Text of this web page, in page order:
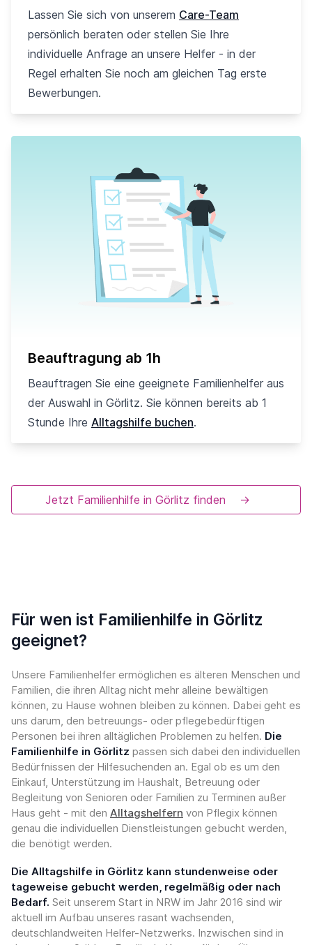
Lassen Sie sich von unserem Care-Team
persönlich beraten oder stellen Sie Ihre
individuelle Anfrage an unsere Helfer - in der
Regel erhalten Sie noch am gleichen Tag erste
Bewerbungen.
Beauftragung ab 1h
Beauftragen Sie eine geeignete Familienhelfer aus
der Auswahl in Görlitz. Sie können bereits ab 1
Stunde Ihre Alltagshilfe buchen.
Jetzt Familienhilfe in Görlitz finden →
Für wen ist Familienhilfe in Görlitz
geeignet?
Unsere Familienhelfer ermöglichen es älteren Menschen und
Familien, die ihren Alltag nicht mehr alleine bewältigen
können, zu Hause wohnen bleiben zu können. Dabei geht es
uns darum, den betreuungs- oder pflegebedürftigen
Personen bei ihren alltäglichen Problemen zu helfen. Die
Familienhilfe in Görlitz passen sich dabei den individuellen
Bedürfnissen der Hilfesuchenden an. Egal ob es um den
Einkauf, Unterstützung im Haushalt, Betreuung oder
Begleitung von Senioren oder Familien zu Terminen außer
Haus geht - mit den Alltagshelfern von Pflegix können
genau die individuellen Dienstleistungen gebucht werden,
die benötigt werden.
Die Alltagshilfe in Görlitz kann stundenweise oder
tageweise gebucht werden, regelmäßig oder nach
Bedarf. Seit unserem Start in NRW im Jahr 2016 sind wir
aktuell im Aufbau unseres rasant wachsenden,
deutschlandweiten Helfer-Netzwerks. Inzwischen sind in